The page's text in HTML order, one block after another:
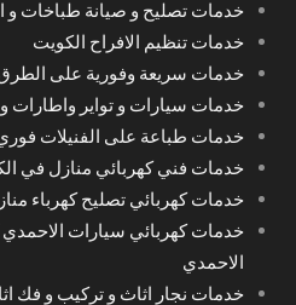
خدمات تصليح و صيانة طباخات و
خدمات تنظيم الافراح الكويت
خدمات سريعة وفورية على
خدمات سيارات و تواير واطارات
خدمات طباعة على الفنيلات
خدمات فني كهربائي منازل في
خدمات كهربائي تصليح كهرباء
خدمات كهربائي سيارات الاحمدي
الاحمدي
خدمات نجار اثاث و تركيب و فك